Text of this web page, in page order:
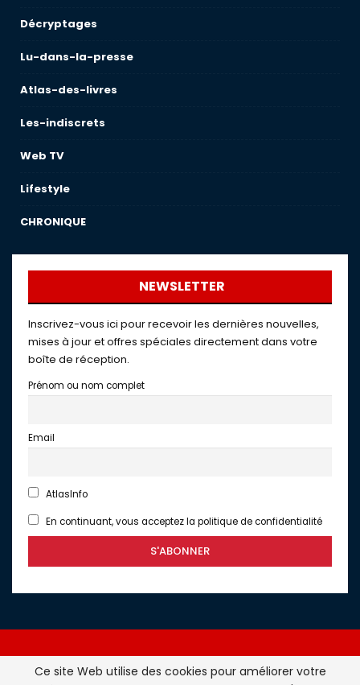
Décryptages
Lu-dans-la-presse
Atlas-des-livres
Les-indiscrets
Web TV
Lifestyle
CHRONIQUE
NEWSLETTER
Inscrivez-vous ici pour recevoir les dernières nouvelles,
mises à jour et offres spéciales directement dans votre
boîte de réception.
Prénom ou nom complet
Email
AtlasInfo
En continuant, vous acceptez la politique de confidentialité
Ce site Web utilise des cookies pour améliorer votre